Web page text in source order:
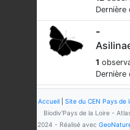
Dernière
-
1
Dernière
-
1
Accueil Site du CEN Pays de
Biodiv'Pays de la Loire -
2024 - Réalisé avec